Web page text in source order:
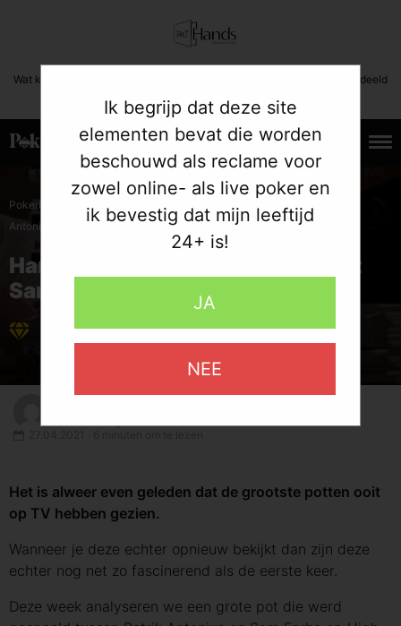
Ik begrijp dat deze site
elementen bevat die worden
beschouwd als reclame voor
zowel online- als live poker en
ik bevestig dat mijn leeftijd
24+ is!
JA
NEE
Wat kost gokken jou? Stop op tijd. 24+ | Deze boodschap mag niet gedeeld
worden met minderjarigen.
PokerListings » Poker Strategie » Hand Analyse
Handanalyse:
Antonius probeert Sam Farha uit de pot te jagen
Handanalyse: Antonius probeert
Sam Farha uit de pot te jagen
De Beste Online Pokersites
Het is alweer even geleden dat de grootste potten ooit
op TV hebben gezien.
Wanneer je deze echter opnieuw bekijkt dan zijn deze
echter nog net zo fascinerend als de eerste keer.
Deze week analyseren we een grote pot die werd